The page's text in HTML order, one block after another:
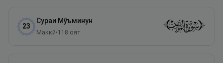
23
Сураи Мӯъминун
Маккӣ•118 оят